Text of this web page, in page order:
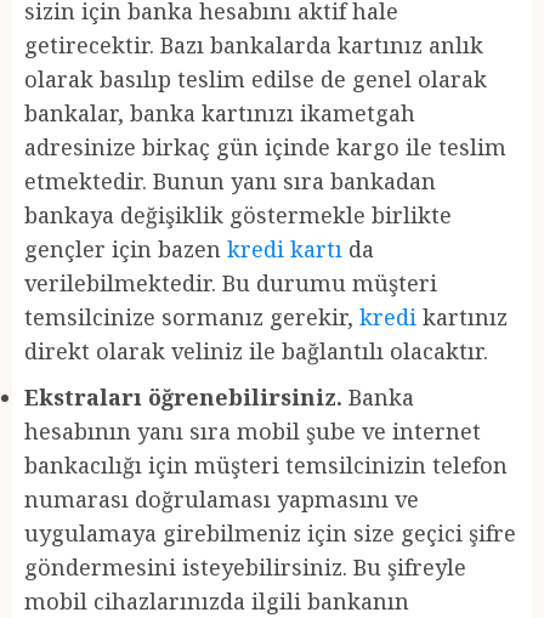
sizin için banka hesabını aktif hale
getirecektir. Bazı bankalarda kartınız anlık
olarak basılıp teslim edilse de genel olarak
bankalar, banka kartınızı ikametgah
adresinize birkaç gün içinde kargo ile teslim
etmektedir. Bunun yanı sıra bankadan
bankaya değişiklik göstermekle birlikte
gençler için bazen kredi kartı da
verilebilmektedir. Bu durumu müşteri
temsilcinize sormanız gerekir, kredi kartınız
direkt olarak veliniz ile bağlantılı olacaktır.
Ekstraları öğrenebilirsiniz. Banka
hesabının yanı sıra mobil şube ve internet
bankacılığı için müşteri temsilcinizin telefon
numarası doğrulaması yapmasını ve
uygulamaya girebilmeniz için size geçici şifre
göndermesini isteyebilirsiniz. Bu şifreyle
mobil cihazlarınızda ilgili bankanın